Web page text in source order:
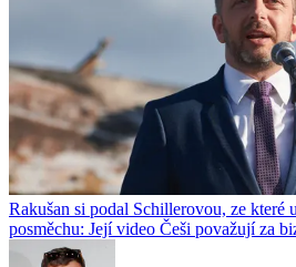
Rakušan si podal Schillerovou, ze které
posměchu: Její video Češi považují za